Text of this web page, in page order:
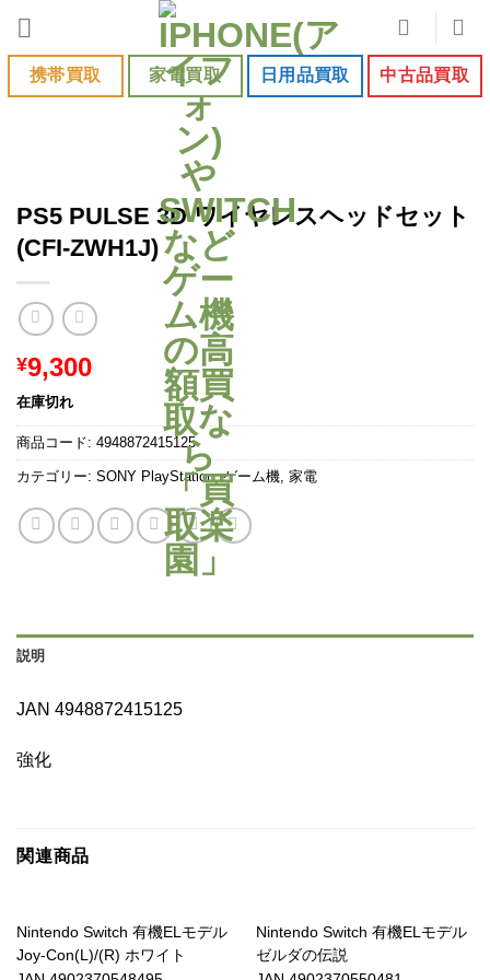
content携帯買取 家電買取 日用品買取 中古品買取
PS5 PULSE 3D ワイヤレスヘッドセット
(CFI-ZWH1J)
¥9,300
在庫切れ
商品コード: 4948872415125
カテゴリー: SONY PlayStation,ゲーム機 家電
説明
JAN 4948872415125
強化
関連商品
Nintendo Switch 有機ELモデル
Joy-Con(L)/(R) ホワイト
Nintendo Switch 有機ELモデル
ゼルダの伝説